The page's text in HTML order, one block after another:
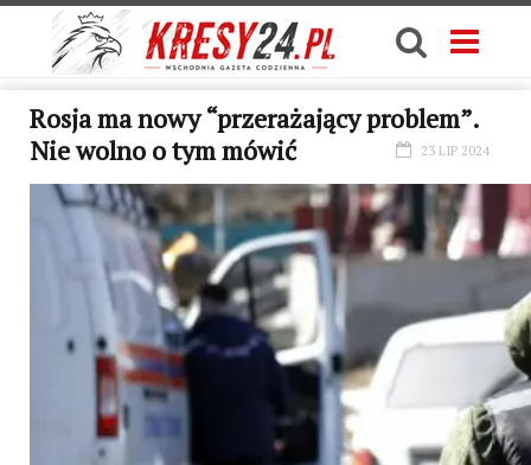
Rosja ma nowy “przerażający problem”.
Nie wolno o tym mówić
23 LIP 2024